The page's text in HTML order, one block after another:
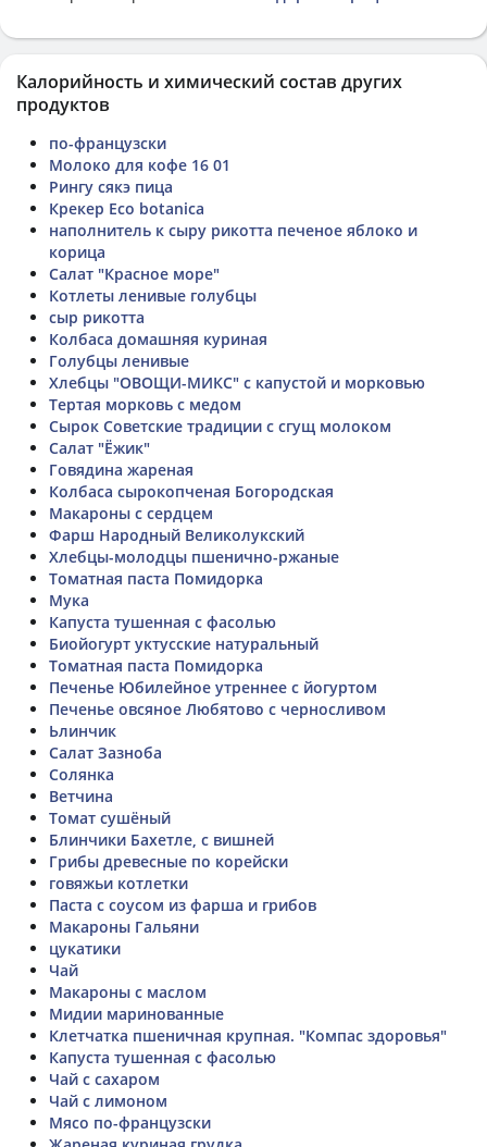
Калорийность и химический состав других
продуктов
по-французски
Молоко для кофе 16 01
Рингу сякэ пица
Крекер Eco botanica
наполнитель к сыру рикотта печеное яблоко и
корица
Салат "Красное море"
Котлеты ленивые голубцы
сыр рикотта
Колбаса домашняя куриная
Голубцы ленивые
Хлебцы "ОВОЩИ-МИКС" с капустой и морковью
Тертая морковь с медом
Сырок Советские традиции с сгущ молоком
Салат "Ёжик"
Говядина жареная
Колбаса сырокопченая Богородская
Макароны с сердцем
Фарш Народный Великолукский
Хлебцы-молодцы пшенично-ржаные
Томатная паста Помидорка
Мука
Капуста тушенная с фасолью
Биойогурт уктусские натуральный
Томатная паста Помидорка
Печенье Юбилейное утреннее с йогуртом
Печенье овсяное Любятово с черносливом
Ьлинчик
Салат Зазноба
Солянка
Ветчина
Томат сушёный
Блинчики Бахетле, с вишней
Грибы древесные по корейски
говяжьи котлетки
Паста с соусом из фарша и грибов
Макароны Гальяни
цукатики
Чай
Макароны с маслом
Мидии маринованные
Клетчатка пшеничная крупная. "Компас здоровья"
Капуста тушенная с фасолью
Чай с сахаром
Чай с лимоном
Мясо по-французски